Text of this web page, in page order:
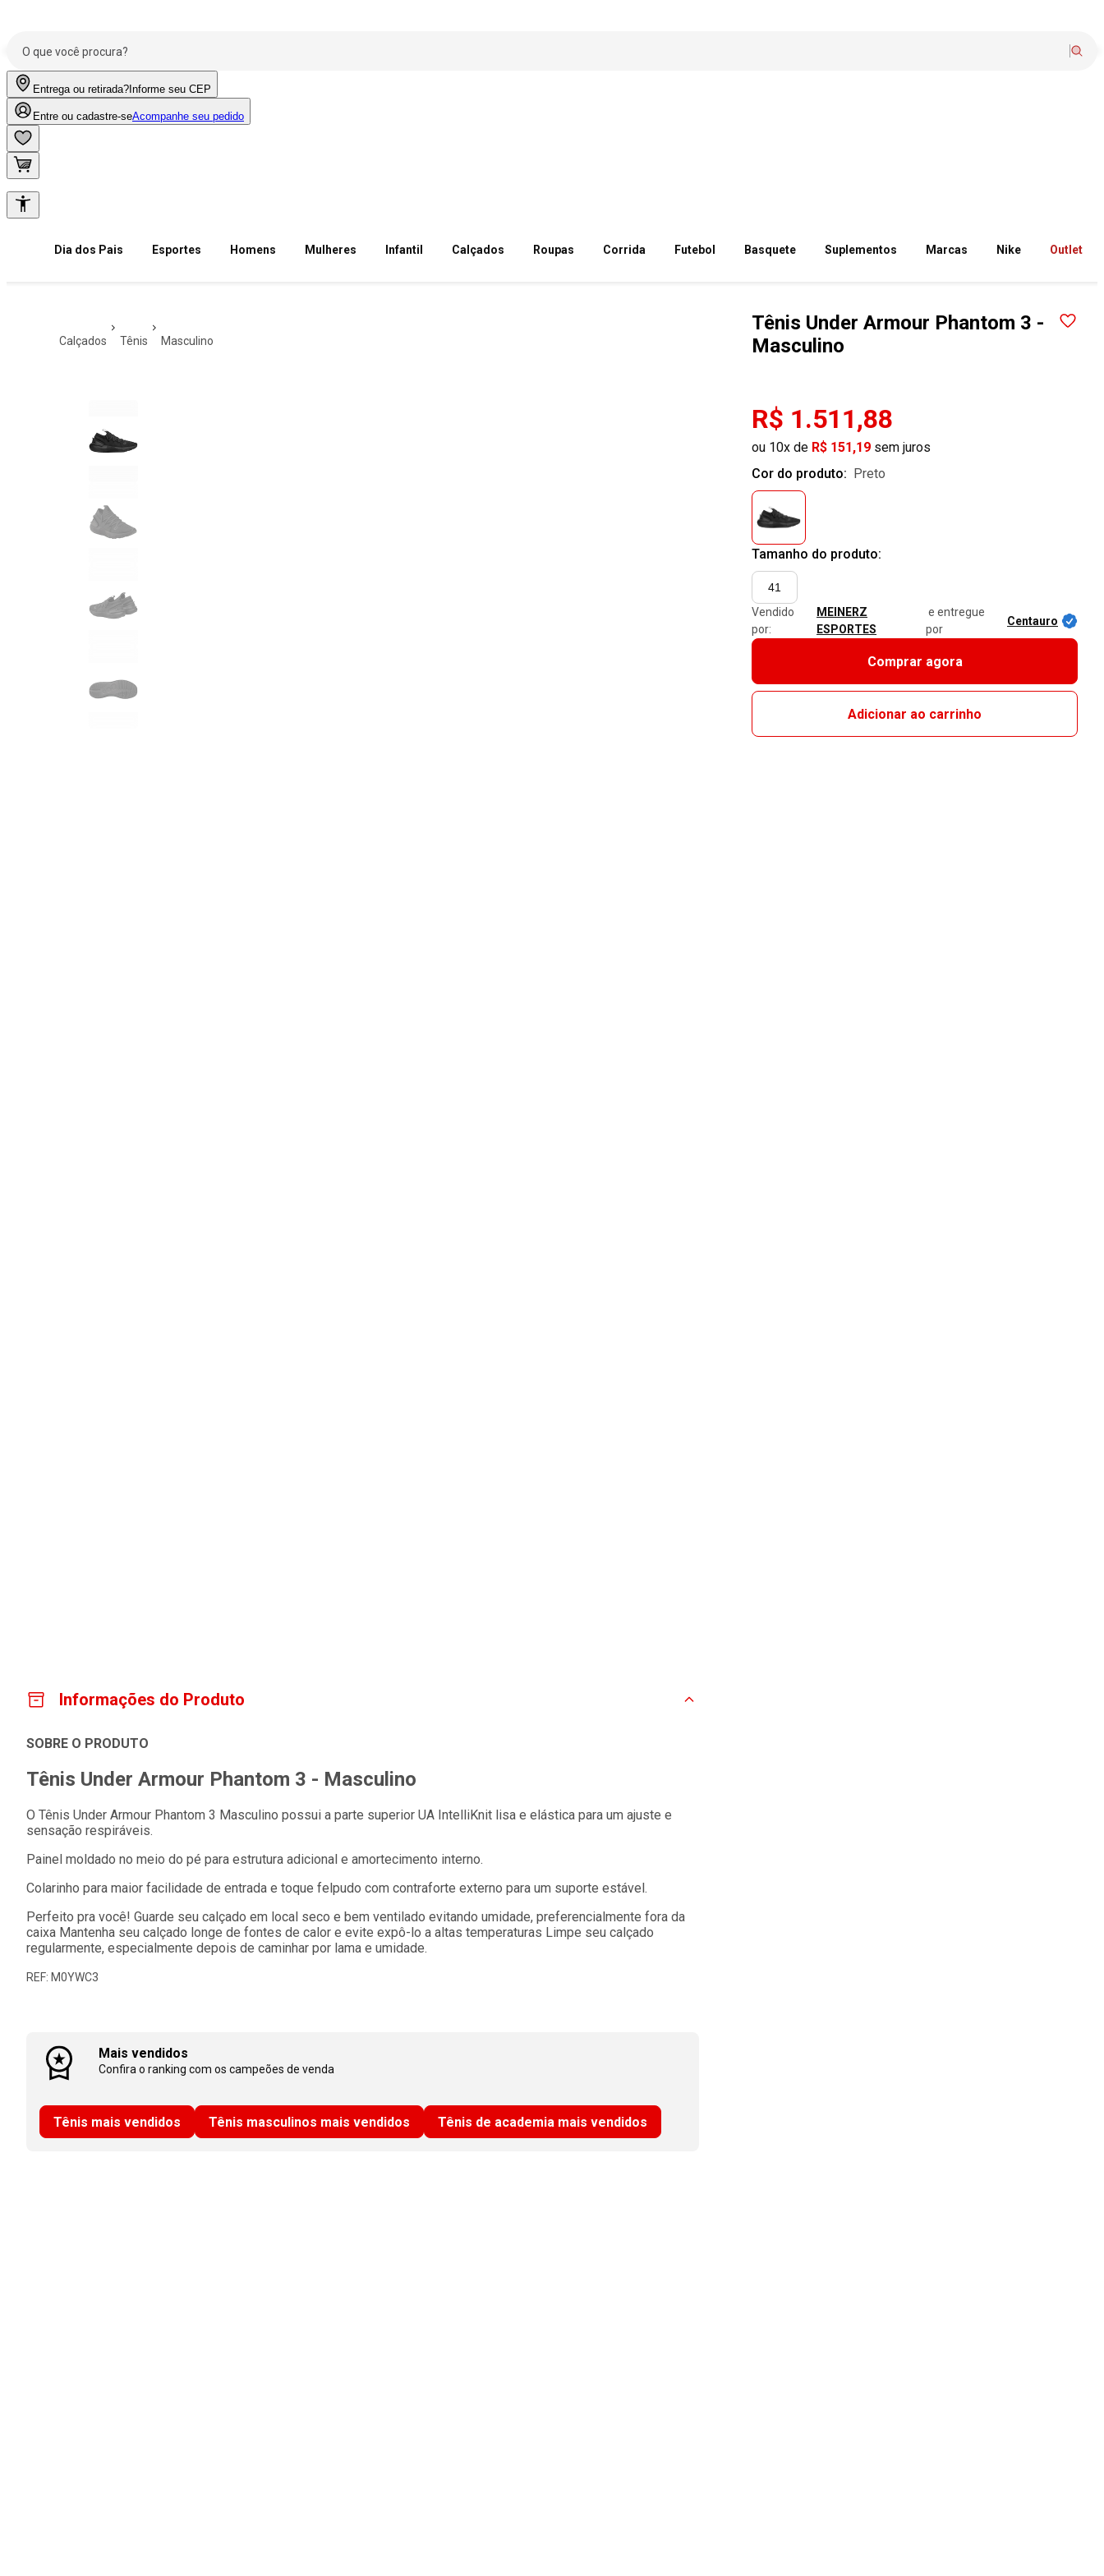
Entrega ou retirada? Informe seu CEP
Entre ou cadastre-seAcompanhe seu pedido
Dia dos Pais Esportes Homens Mulheres Infantil Calçados Roupas Corrida Futebol Basquete Suplementos Marcas Nike Outlet
calçados tênis masculino
Tênis Under Armour Phantom 3 -
Masculino
R$ 1.511,88
ou 10x de R$ 151,19 sem juros
Cor do produto:
preto
Tamanho do produto:
41
Vendido
por:
MEINERZ
ESPORTES
e entregue
por
Centauro
Comprar agora
Adicionar ao carrinho
Informações do Produto
SOBRE O PRODUTO
Tênis Under Armour Phantom 3 - Masculino
O Tênis Under Armour Phantom 3 Masculino possui a parte superior UA IntelliKnit lisa e elástica para um ajuste e
sensação respiráveis.
Painel moldado no meio do pé para estrutura adicional e amortecimento interno.
Colarinho para maior facilidade de entrada e toque felpudo com contraforte externo para um suporte estável.
Perfeito pra você! Guarde seu calçado em local seco e bem ventilado evitando umidade, preferencialmente fora da
caixa Mantenha seu calçado longe de fontes de calor e evite expô-lo a altas temperaturas Limpe seu calçado
regularmente, especialmente depois de caminhar por lama e umidade.
REF: M0YWC3
Mais vendidos
Confira o ranking com os campeões de venda
Tênis mais vendidos Tênis masculinos mais vendidos Tênis de academia mais vendidos